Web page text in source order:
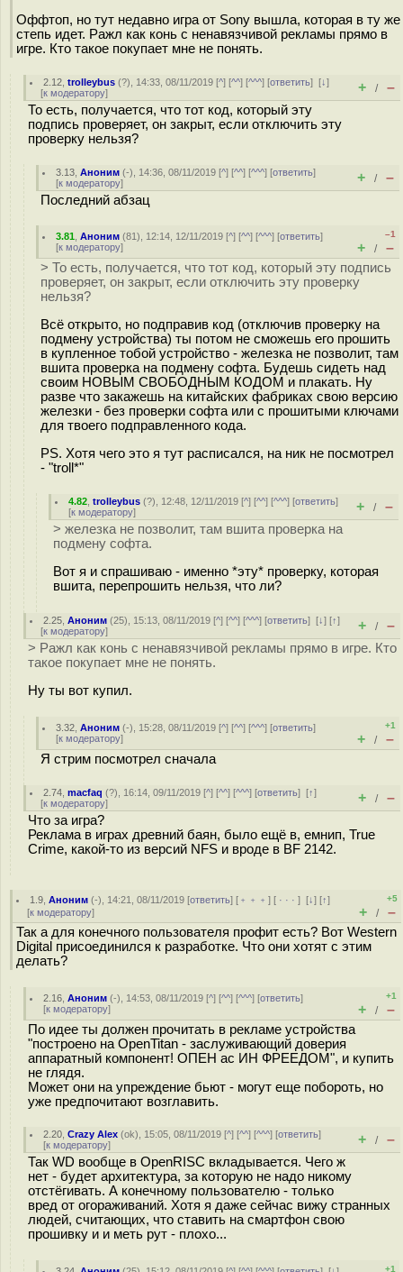
Оффтоп, но тут недавно игра от Sony вышла, которая в ту же
степь идет. Ражл как конь с ненавязчивой рекламы прямо в
игре. Кто такое покупает мне не понять.
2.12 ,trolleybus (?), 14:33, 08/11/2019 [^] [^^] [^^^] [ответить][↓]
[к модератору] + / –
То есть, получается, что тот код, который эту
подпись проверяет, он закрыт, если отключить эту
проверку нельзя?
3.13 ,Аноним (-), 14:36, 08/11/2019 [^] [^^] [^^^] [ответить]
[к модератору] + / –
Последний абзац
3.81 ,Аноним (81), 12:14, 12/11/2019 [^] [^^] [^^^] [ответить]
[к модератору]
–1
+ / –
> То есть, получается, что тот код, который эту подпись
проверяет, он закрыт, если отключить эту проверку
нельзя?
Всё открыто, но подправив код (отключив проверку на
подмену устройства) ты потом не сможешь его прошить
в купленное тобой устройство - железка не позволит, там
вшита проверка на подмену софта. Будешь сидеть над
своим НОВЫМ СВОБОДНЫМ КОДОМ и плакать. Ну
разве что закажешь на китайских фабриках свою версию
железки - без проверки софта или с прошитыми ключами
для твоего подправленного кода.
PS. Хотя чего это я тут расписался, на ник не посмотрел
- "troll*"
4.82 ,trolleybus (?), 12:48, 12/11/2019 [^] [^^] [^^^] [ответить]
[к модератору] + / –
> железка не позволит, там вшита проверка на
подмену софта.
Вот я и спрашиваю - именно *эту* проверку, которая
вшита, перепрошить нельзя, что ли?
2.25 ,Аноним (25), 15:13, 08/11/2019 [^] [^^] [^^^] [ответить][↓] [↑]
[к модератору] + / –
> Ражл как конь с ненавязчивой рекламы прямо в игре. Кто
такое покупает мне не понять.
Ну ты вот купил.
3.32 ,Аноним (-), 15:28, 08/11/2019 [^] [^^] [^^^] [ответить]
[к модератору]
+1
+ / –
Я стрим посмотрел сначала
2.74 ,macfaq (?), 16:14, 09/11/2019 [^] [^^] [^^^] [ответить][↑]
[к модератору] + / –
Что за игра?
Реклама в играх древний баян, было ещё в, емнип, True
Crime, какой-то из версий NFS и вроде в BF 2142.
1.9 ,Аноним (-), 14:21, 08/11/2019 [ответить] [ ﹢﹢﹢] [ · · ·][↓] [↑]
[к модератору]
+5
+ / –
Так а для конечного пользователя профит есть? Вот Western
Digital присоединился к разработке. Что они хотят с этим
делать?
2.16 ,Аноним (-), 14:53, 08/11/2019 [^] [^^] [^^^] [ответить]
[к модератору]
+1
+ / –
По идее ты должен прочитать в рекламе устройства
"построено на OpenTitan - заслуживающий доверия
аппаратный компонент! ОПЕН ас ИН ФРЕЕДОМ", и купить
не глядя.
Может они на упреждение бьют - могут еще побороть, но
уже предпочитают возглавить.
2.20 ,Crazy Alex (ok), 15:05, 08/11/2019 [^] [^^] [^^^] [ответить]
[к модератору] + / –
Так WD вообще в OpenRISC вкладывается. Чего ж
нет - будет архитектура, за которую не надо никому
отстёгивать. А конечному пользователю - только
вред от огораживаний. Хотя я даже сейчас вижу странных
людей, считающих, что ставить на смартфон свою
прошивку и и меть рут - плохо...
+1